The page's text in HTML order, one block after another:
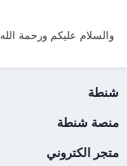
والسلام عليكم ورحمة الله
شنطة
منصة شنطة
متجر الكتروني